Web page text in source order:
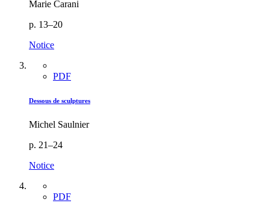
Marie Carani
p. 13–20
Notice
PDF
Dessous de sculptures
Michel Saulnier
p. 21–24
Notice
PDF